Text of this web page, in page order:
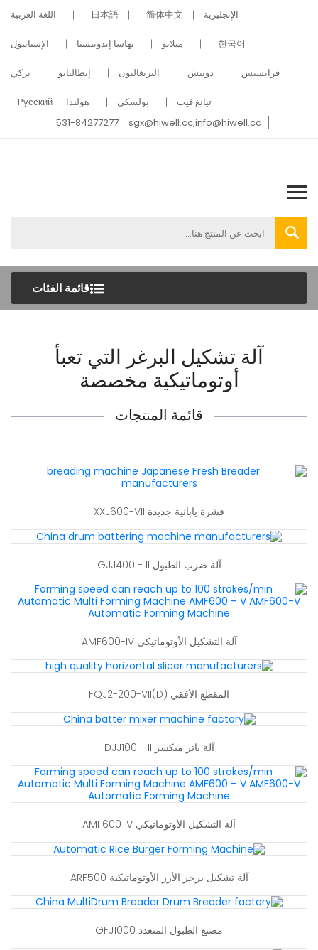
الإنجليزية 简体中文
日本語 اللغة العربية
한국어 ميلايو بهاسا إندونيسيا الإسبانيول
فرانسيس دويتش البرتغاليون إيطاليانو تركي
تيانغ فيت بولسكي هولندا
Pусский
sgx@hiwell.cc,info@hiwell.cc
531-84277277
قائمة الفئات
آلة تشكيل البرغر التي تعبأ
أوتوماتيكية مخصصة
قائمة المنتجات
قشرة يابانية جديدة XXJ600-VII
آلة ضرب الطبول GJJ400 - II
آلة التشكيل الأوتوماتيكي AMF600-IV
المقطع الأفقي FQJ2-200-VII(D)
آلة باتر ميكسر DJJ100 - II
آلة التشكيل الأوتوماتيكي AMF600-V
آلة تشكيل برجر الأرز الأوتوماتيكية ARF500
مصنع الطبول المتعدد GFJ1000